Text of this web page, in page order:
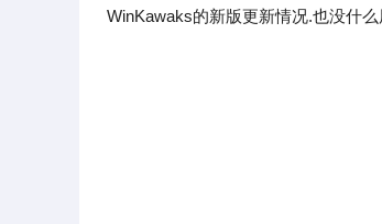
WinKawaks的新版更新情况.也没什么